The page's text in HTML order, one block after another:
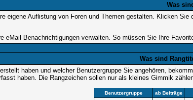
Was
eigene Auflistung von Foren und Themen gestalten. Klicken
eMail-Benachrichtigungen verwalten. So müssen Sie Ihre
Was sind
haben und welcher Benutzergruppe Sie angehören,
haben. Die Rangzeichen sollen nur als kleines Gimmik
Benutzergruppe ab Beiträge